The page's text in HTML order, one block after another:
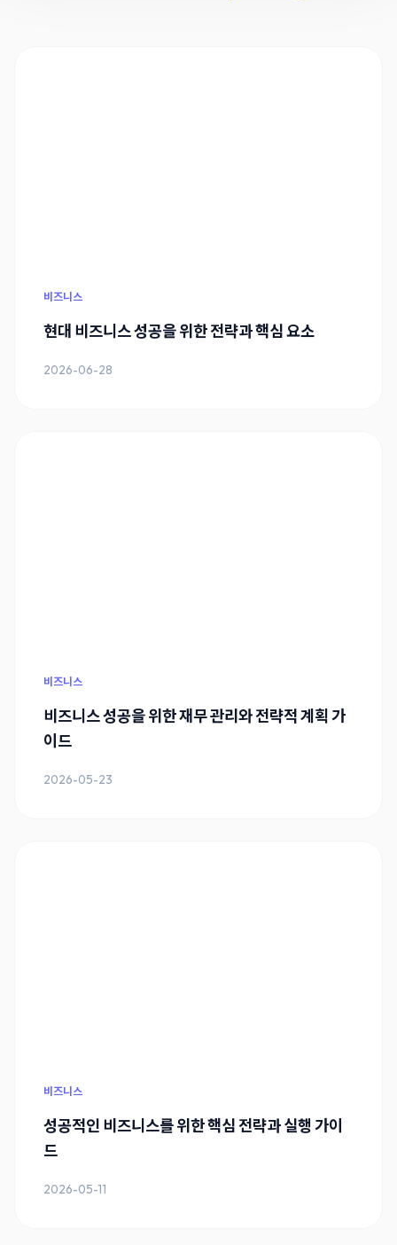
비즈니스
현대 비즈니스 성공을 위한 전략과 핵심 요소
2026-06-28
비즈니스
비즈니스 성공을 위한 재무 관리와 전략적 계획 가
이드
2026-05-23
비즈니스
성공적인 비즈니스를 위한 핵심 전략과 실행 가이
드
2026-05-11